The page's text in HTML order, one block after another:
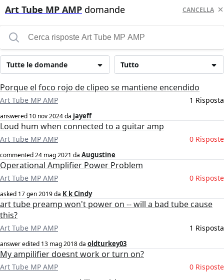
Art Tube MP AMP domande CANCELLA
Tutto
Tutte le domande
Porque el foco rojo de clipeo se mantiene encendido
Art Tube MP AMP 1 Risposta
answered 10 nov 2024da jayeff
Loud hum when connected to a guitar amp
Art Tube MP AMP 0 Risposte
commented24 mag 2021 da Augustine
Operational Amplifier Power Problem
Art Tube MP AMP 0 Risposte
asked 17 gen 2019da K k Cindy
art tube preamp won't power on -- will a bad tube cause
this?
Art Tube MP AMP 1 Risposta
answer edited 13 mag 2018da oldturkey03
My ampilifier doesnt work or turn on?
Art Tube MP AMP 0 Risposte